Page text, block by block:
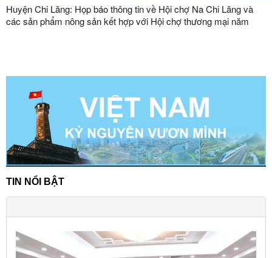
Huyện Chi Lăng: Họp báo thông tin về Hội chợ Na Chi Lăng và
các sản phẩm nông sản kết hợp với Hội chợ thương mại năm
TIN NỔI BẬT